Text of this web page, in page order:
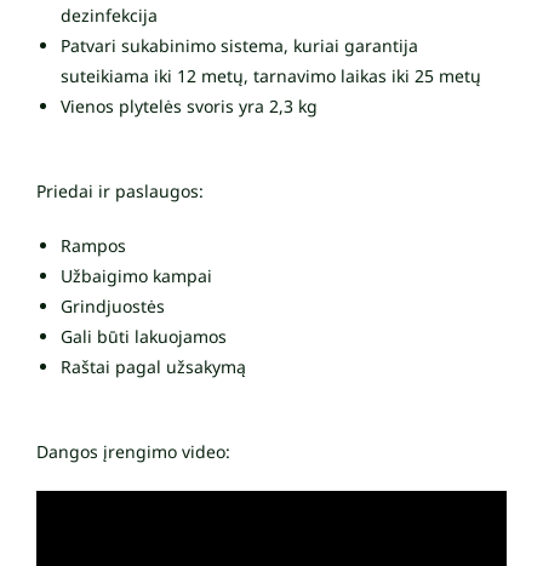
dezinfekcija
Patvari sukabinimo sistema, kuriai garantija
suteikiama iki 12 metų, tarnavimo laikas iki 25 metų
Vienos plytelės svoris yra 2,3 kg
Priedai ir paslaugos:
Rampos
Užbaigimo kampai
Grindjuostės
Gali būti lakuojamos
Raštai pagal užsakymą
Dangos įrengimo video: